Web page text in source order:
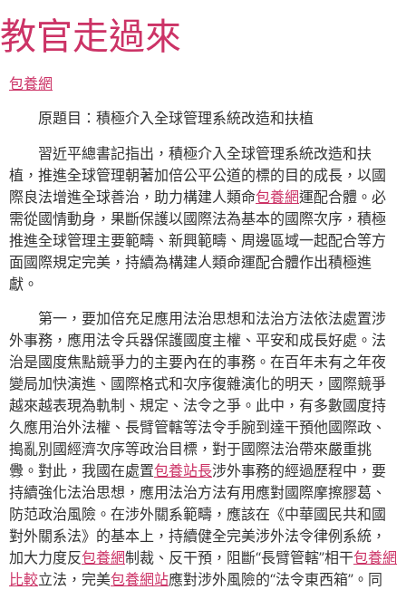
至
主
要
教官走過來
包養網
原題目：積極介入全球管理系統改造和扶植
習近平總書記指出，積極介入全球管理系統改造和扶
植，推進全球管理朝著加倍公平公道的標的目的成長，以國
際良法增進全球善治，助力構建人類命包養網運配合體。必
需從國情動身，果斷保護以國際法為基本的國際次序，積極
推進全球管理主要範疇、新興範疇、周邊區域一起配合等方
面國際規定完美，持續為構建人類命運配合體作出積極進
獻。
第一，要加倍充足應用法治思想和法治方法依法處置涉
外事務，應用法令兵器保護國度主權、平安和成長好處。法
治是國度焦點競爭力的主要內在的事務。在百年未有之年夜
變局加快演進、國際格式和次序復雜演化的明天，國際競爭
越來越表現為軌制、規定、法令之爭。此中，有多數國度持
久應用治外法權、長臂管轄等法令手腕到達干預他國際政、
搗亂別國經濟次序等政治目標，對于國際法治帶來嚴重挑
釁。對此，我國在處置包養站長涉外事務的經過歷程中，要
持續強化法治思想，應用法治方法有用應對國際摩擦膠葛、
防范政治風險。在涉外關系範疇，應該在《中華國民共和國
對外關系法》的基本上，持續健全完美涉外法令律例系統，
加大力度反包養網制裁、反干預，阻斷“長臂管轄”相干包養網
比較立法，完美包養網站應對涉外風險的“法令東西箱”。同